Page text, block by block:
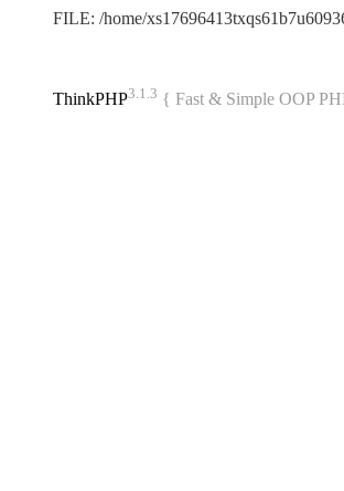
FILE: /home/
ThinkPHP3.1.3 { Fast & Simple OOP